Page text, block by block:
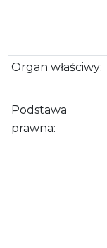
Organ właściwy:
Podstawa
prawna: